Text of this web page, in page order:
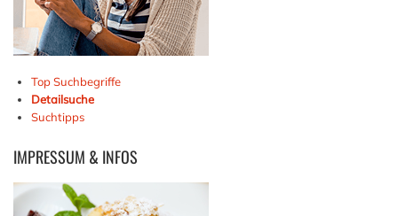
Top Suchbegriffe
Detailsuche
Suchtipps
IMPRESSUM & INFOS